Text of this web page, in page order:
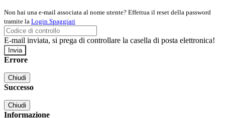
Non hai una e-mail associata al nome utente? Effettua il reset della password
tramite la Login Spaggiari
E-mail inviata, si prega di controllare la casella di posta elettronica!
Errore
Chiudi
Successo
Chiudi
Informazione